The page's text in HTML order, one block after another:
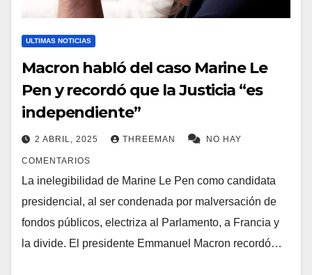
ULTIMAS NOTICIAS
Macron habló del caso Marine Le
Pen y recordó que la Justicia “es
independiente”
2 ABRIL, 2025 THREEMAN NO HAY
COMENTARIOS
La inelegibilidad de Marine Le Pen como candidata
presidencial, al ser condenada por malversación de
fondos públicos, electriza al Parlamento, a Francia y
la divide. El presidente Emmanuel Macron recordó…